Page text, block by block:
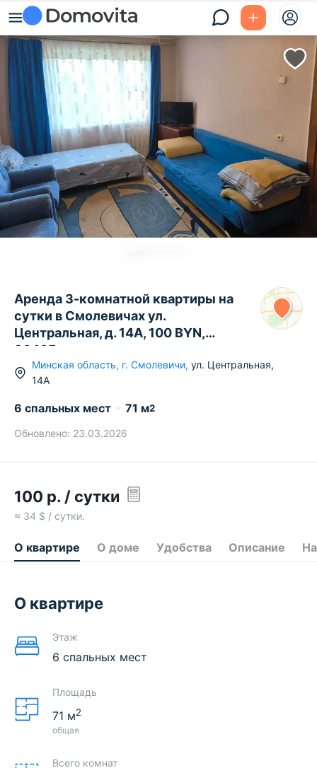
Аренда 3-комнатной квартиры на
сутки в Смолевичах ул.
Центральная, д. 14А, 100 BYN,
36405
Минская область, г. Смолевичи, ул. Центральная,
14А
6 спальных мест 71 м2
Обновлено: 23.03.2026
100 р. / сутки
≈ 34 $ / сутки.
О квартире О доме Удобства Описание
О квартире
Этаж
6 спальных мест
Площадь
71 м2
общая
Всего комнат